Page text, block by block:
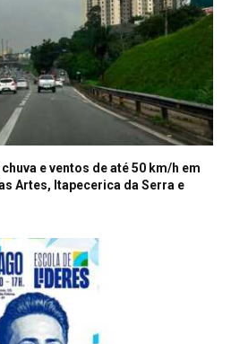
e ventos de até 50 km/h em
Artes, Itapecerica da Serra e